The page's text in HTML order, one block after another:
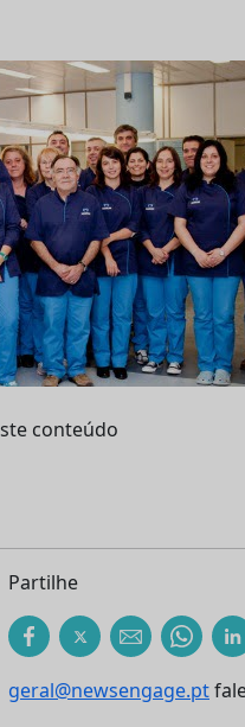
conteúdo
Partilhe
geral@newsengage.pt